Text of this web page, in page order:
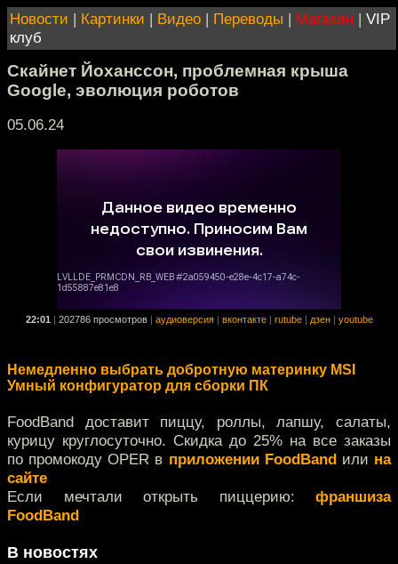
Новости | Картинки | Видео | Переводы | Магазин | VIP
клуб
Скайнет Йоханссон, проблемная крыша
Google, эволюция роботов
05.06.24
22:01 202786 просмотров аудиоверсия вконтакте rutube дзен youtube
Немедленно выбрать добротную материнку MSI
Умный конфигуратор для сборки ПК
FoodBand доставит пиццу, роллы, лапшу, салаты,
курицу круглосуточно. Скидка до 25% на все заказы
по промокоду OPER в приложении FoodBandили на
сайте
Если мечтали открыть пиццерию: франшиза
FoodBand
В новостях